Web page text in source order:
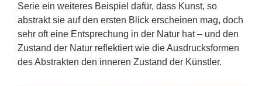
Serie ein weiteres Beispiel dafür, dass Kunst, so
abstrakt sie auf den ersten Blick erscheinen mag, doch
sehr oft eine Entsprechung in der Natur hat – und den
Zustand der Natur reflektiert wie die Ausdrucksformen
des Abstrakten den inneren Zustand der Künstler.